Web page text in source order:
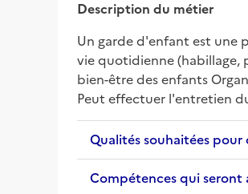
Description du métier
Un garde d'enfant est une
vie quotidienne (habillage,
bien-être des enfants
Peut effectuer l'entretien
Qualités souhaitées pour
Compétences qui